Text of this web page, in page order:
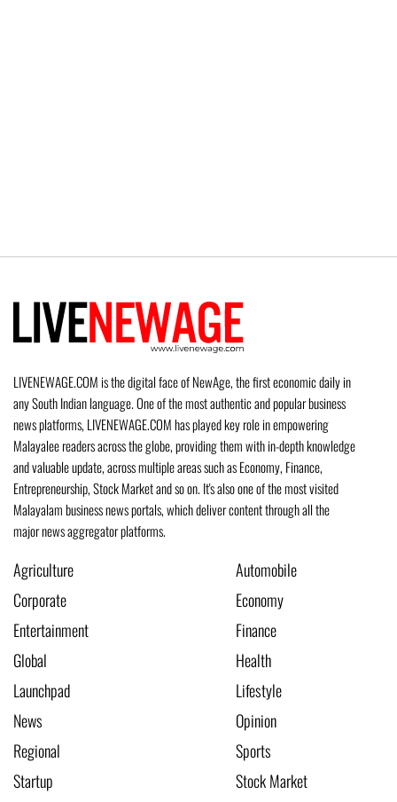
LIVENEWAGE.COM is the digital face of NewAge, the first economic daily in
any South Indian language. One of the most authentic and popular business
news platforms, LIVENEWAGE.COM has played key role in empowering
Malayalee readers across the globe, providing them with in-depth knowledge
and valuable update, across multiple areas such as Economy, Finance,
Entrepreneurship, Stock Market and so on. It's also one of the most visited
Malayalam business news portals, which deliver content through all the
major news aggregator platforms.
Agriculture
Automobile
Corporate
Economy
Entertainment
Finance
Global
Health
Launchpad
Lifestyle
News
Opinion
Regional
Sports
Startup
Stock Market